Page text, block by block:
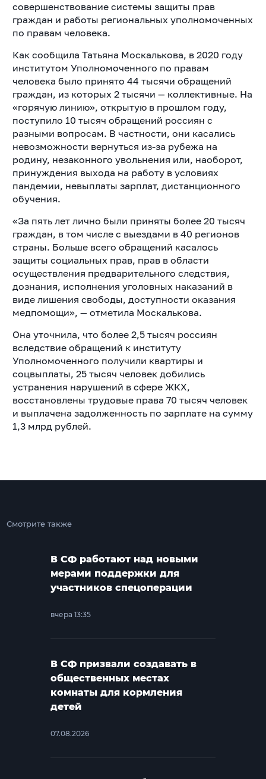
совершенствование системы защиты прав
граждан и работы региональных уполномоченных
по правам человека.
Как сообщила Татьяна Москалькова, в 2020 году
институтом Уполномоченного по правам
человека было принято 44 тысячи обращений
граждан, из которых 2 тысячи — коллективные. На
«горячую линию», открытую в прошлом году,
поступило 10 тысяч обращений россиян с
разными вопросам. В частности, они касались
невозможности вернуться из-за рубежа на
родину, незаконного увольнения или, наоборот,
принуждения выхода на работу в условиях
пандемии, невыплаты зарплат, дистанционного
обучения.
«За пять лет лично были приняты более 20 тысяч
граждан, в том числе с выездами в 40 регионов
страны. Больше всего обращений касалось
защиты социальных прав, прав в области
осуществления предварительного следствия,
дознания, исполнения уголовных наказаний в
виде лишения свободы, доступности оказания
медпомощи», — отметила Москалькова.
Она уточнила, что более 2,5 тысяч россиян
вследствие обращений к институту
Уполномоченного получили квартиры и
соцвыплаты, 25 тысяч человек добились
устранения нарушений в сфере ЖКХ,
восстановлены трудовые права 70 тысяч человек
и выплачена задолженность по зарплате на сумму
1,3 млрд рублей.
Смотрите также
В СФ работают над новыми
мерами поддержки для
участников спецоперации
вчера 13:35
В СФ призвали создавать в
общественных местах
комнаты для кормления
детей
07.08.2026